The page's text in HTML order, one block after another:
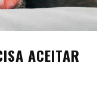
ACEITAR